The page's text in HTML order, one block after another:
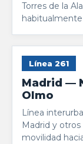
Torres de la
Línea 261
Madrid —
Olmo
Línea
Madrid y
movilidad